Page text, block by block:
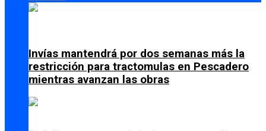
Invías mantendrá por dos semanas más la
restricción para tractomulas en Pescadero
mientras avanzan las obras